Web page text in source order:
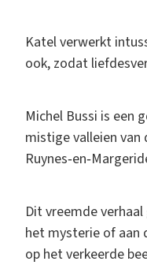
Katel verwerkt
ook, zodat
Michel Bussi is een
mistige valleien van
Dit vreemde
het mysterie of aan
op het verkeerde